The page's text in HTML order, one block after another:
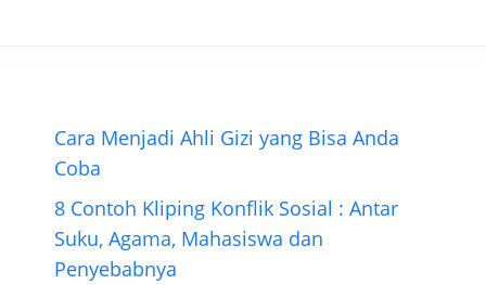
o
k
r
e
g
a
p
Cara Menjadi Ahli Gizi yang Bisa Anda
Coba
8 Contoh Kliping Konflik Sosial : Antar
Suku, Agama, Mahasiswa dan
Penyebabnya